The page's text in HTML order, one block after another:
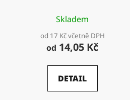
Skladem
od 17 Kč včetně DPH
od 14,05 Kč
DETAIL